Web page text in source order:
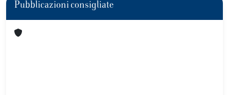
Pubblicazioni consigliate